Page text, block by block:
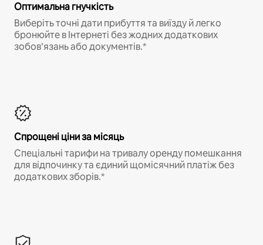
Оптимальна гнучкість
Виберіть точні дати прибуття та виїзду й легко
бронюйте в Інтернеті без жодних додаткових
зобов’язань або документів.*
Спрощені ціни за місяць
Спеціальні тарифи на тривалу оренду помешкання
для відпочинку та єдиний щомісячний платіж без
додаткових зборів.*